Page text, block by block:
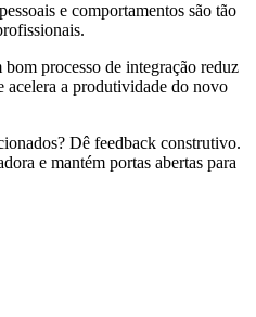
e comportamentos são tão
processo de integração reduz
acelera a produtividade do novo
Dê feedback construtivo.
e mantém portas abertas para